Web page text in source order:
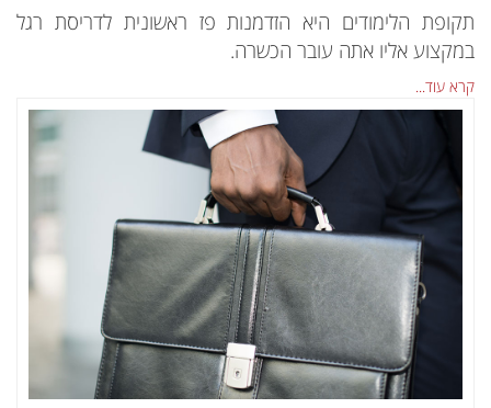
תקופת הלימודים היא הזדמנות פז ראשונית לדריסת רגל
במקצוע אליו אתה עובר הכשרה.
קרא עוד...